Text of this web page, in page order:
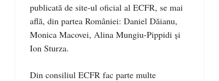
publicată de site-ul oficial al ECFR, se mai
află, din partea României: Daniel Dăianu,
Monica Macovei, Alina Mungiu-Pippidi și
Ion Sturza.
Din consiliul ECFR fac parte multe